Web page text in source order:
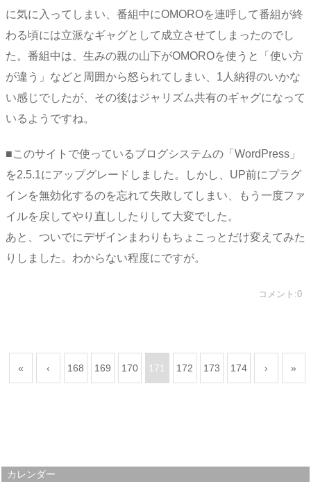
に気に入ってしまい、番組中にOMOROを連呼して番組が終
わる頃には立派なギャグとして成立させてしまったのでし
た。番組中は、生みの親の山下がOMOROを使うと「使い方
が違う」などと周囲から怒られてしまい、1人納得のいかな
い感じでしたが、その後はジャリズム共有のギャグになって
いるようですね。
■このサイトで使っているブログシステムの「WordPress」
を2.5.1にアップグレードしました。しかし、UP前にプラグ
インを無効化するのを忘れて失敗してしまい、もう一度ファ
イルを戻してやり直ししたりして大変でした。
あと、ついでにデザインまわりもちょこっとだけ変えてみた
りしました。わからない程度にですが。
コメント:0
« ‹ 168 169 170 171 172 173 174 › »
カレンダー